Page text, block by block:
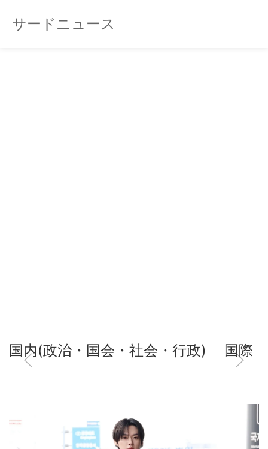
サードニュース
国内(政治・国会・社会・行政) 国際